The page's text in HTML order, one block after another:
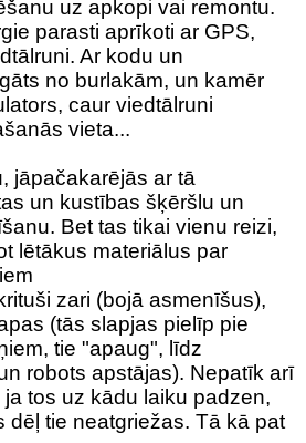
uz apkopi vai remontu.
parasti aprīkoti ar GPS,
Ar kodu un
no burlakām, un kamēr
caur viedtālruni
vieta...
jāpačakarējās ar tā
un kustības šķēršlu un
Bet tas tikai vienu reizi,
lētākus materiālus par
zari (bojā asmenīšus),
(tās slapjas pielīp pie
tie "apaug", līdz
robots apstājas). Nepatīk arī
ja tos uz kādu laiku padzen,
dēļ tie neatgriežas. Tā kā pat